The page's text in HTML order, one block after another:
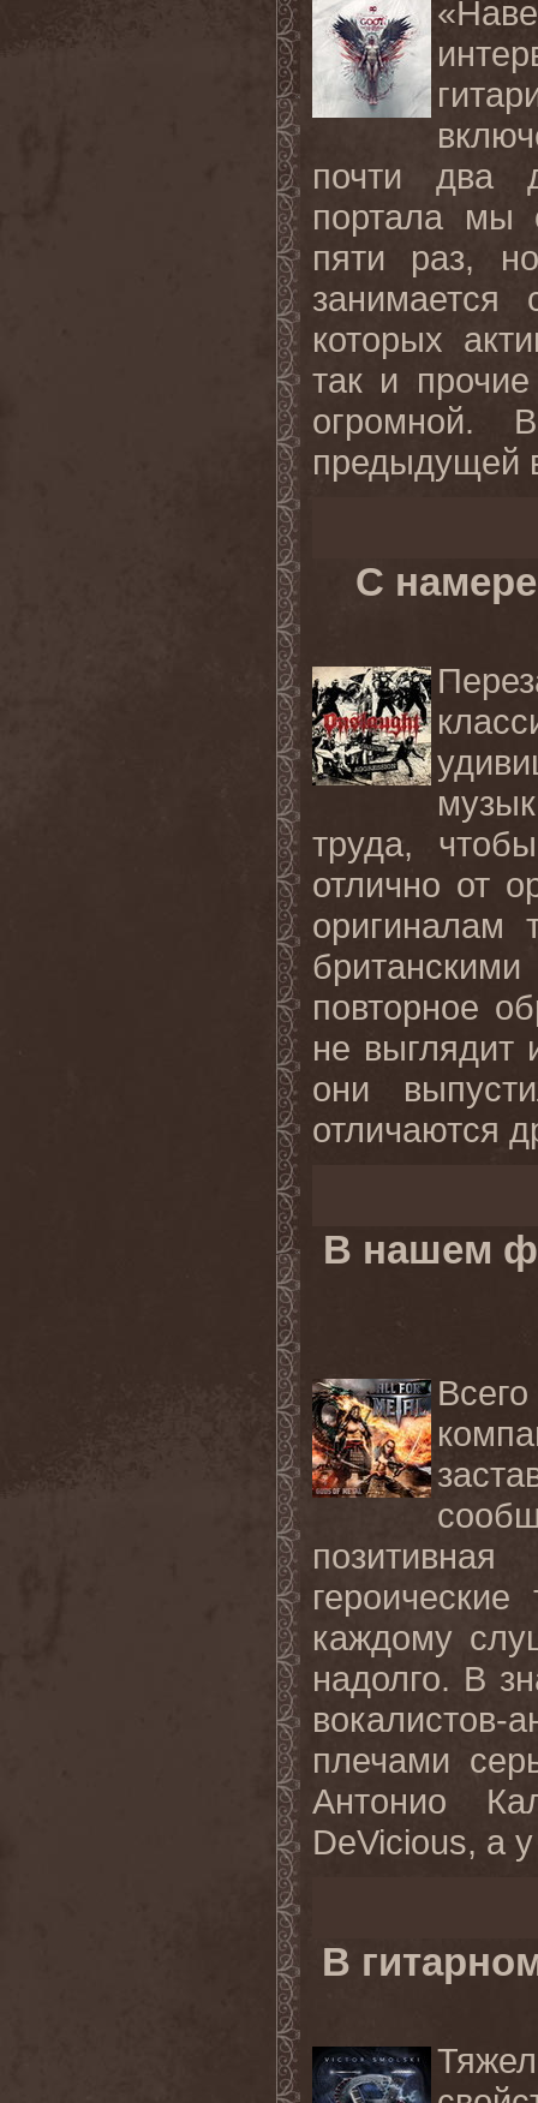
почти два
портала мы
пяти раз,
которых
так и
огромной.
предыдущей
С
труда,
отлично от
оригиналам
повторное
не выглядит
они
отличаются
В нашем
каждому
надолго. В
плечами
Антонио
DeVicious, а
В